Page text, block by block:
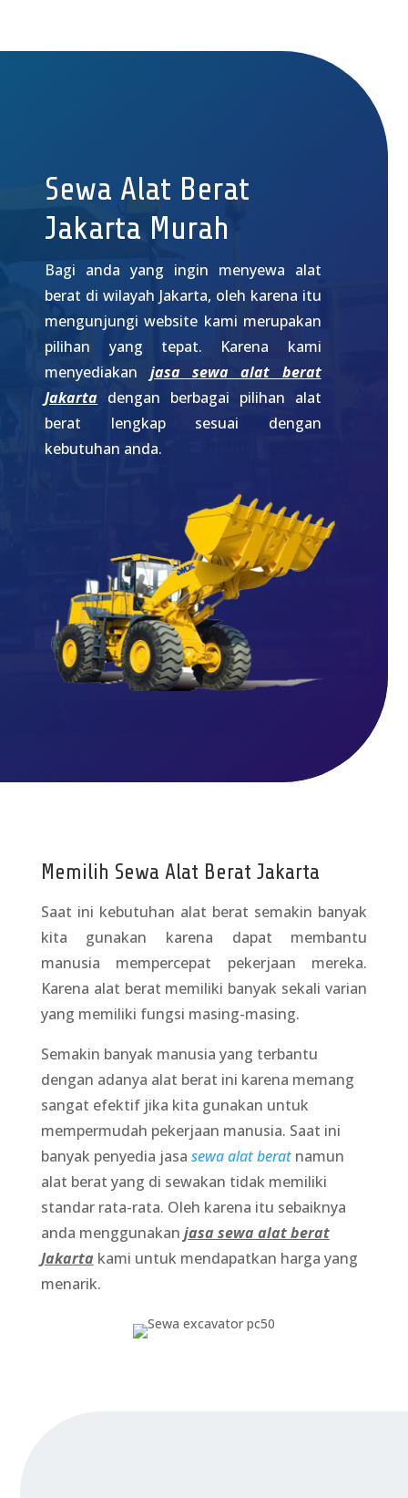
Sewa Alat Berat
Jakarta Murah
Bagi anda yang ingin menyewa alat
berat di wilayah Jakarta, oleh karena itu
mengunjungi website kami merupakan
pilihan yang tepat. Karena kami
menyediakan jasa sewa alat berat
Jakarta dengan berbagai pilihan alat
berat lengkap sesuai dengan
kebutuhan anda.
Memilih Sewa Alat Berat Jakarta
Saat ini kebutuhan alat berat semakin banyak
kita gunakan karena dapat membantu
manusia mempercepat pekerjaan mereka.
Karena alat berat memiliki banyak sekali varian
yang memiliki fungsi masing-masing.
Semakin banyak manusia yang terbantu
dengan adanya alat berat ini karena memang
sangat efektif jika kita gunakan untuk
mempermudah pekerjaan manusia. Saat ini
banyak penyedia jasa sewa alat berat namun
alat berat yang di sewakan tidak memiliki
standar rata-rata. Oleh karena itu sebaiknya
anda menggunakan jasa sewa alat berat
Jakarta kami untuk mendapatkan harga yang
menarik.